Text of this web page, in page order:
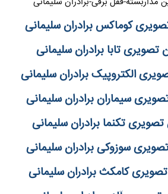
کوماکس برادران سلیمانی
تصویری تابا برادران سلیمانی
الکتروپیک برادران سلیمانی
سیماران برادران سلیمانی
تکنما برادران سلیمانی
سوزوکی برادران سلیمانی
کامکث برادران سلیمانی